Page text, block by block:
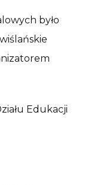
było
Edukacji